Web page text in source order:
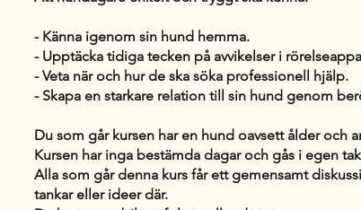
- Känna igenom sin hund hemma.
- Upptäcka tidiga tecken på avvikelser i
- Veta när och hur de ska söka professionell hjälp.
- Skapa en starkare relation till sin hund genom
Du som går kursen har en hund oavsett ålder och
Kursen har inga bestämda dagar och gås i egen
Alla som går denna kurs får ett gemensamt
tankar eller ideer där.